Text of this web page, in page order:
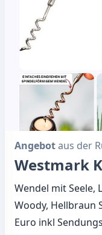
Angebotaus der
Westmark
Wendel mit Seele,
Woody, Hellbraun
Euro inkl